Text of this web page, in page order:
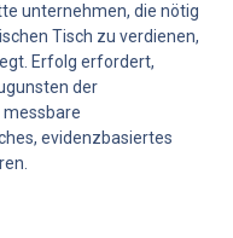
unternehmen, die nötig
Tisch zu verdienen,
Erfolg erfordert,
der
evidenzbasiertes